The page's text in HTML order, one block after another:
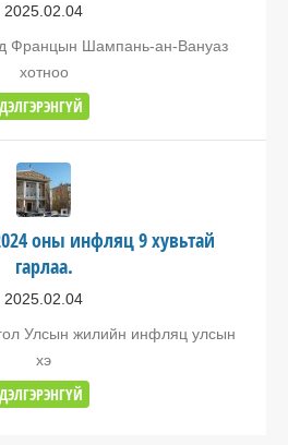
2025.02.04
Францын Шампань-ан-Вануаз
хотноо
ДЭЛГЭРЭНГҮЙ
оны инфляц 9 хувьтай
гарлаа.
2025.02.04
Улсын жилийн инфляц улсын
хэ
ДЭЛГЭРЭНГҮЙ